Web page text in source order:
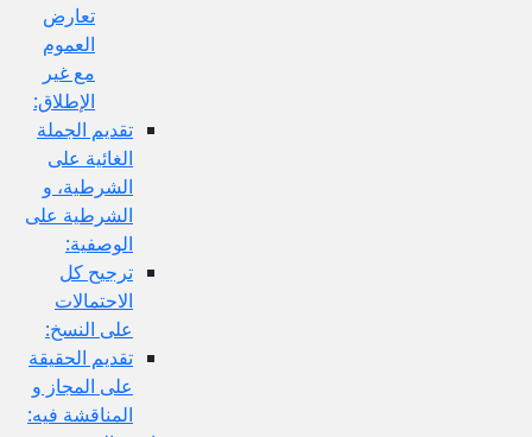
تعارض
العموم
مع غير
الإطلاق:
تقديم الجملة
الغائية على
الشرطية، و
الشرطية على
الوصفية:
ترجيح كل
الاحتمالات
على النسخ:
تقديم الحقيقة
على المجاز و
المناقشة فيه: